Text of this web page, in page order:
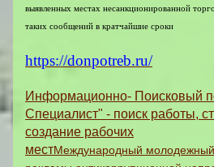
выявленных местах несанкционированной
таких сообщений в кратчайшие сроки
https://donpotreb.ru/
Информационно- Поисковый
Специалист" - поиск работы,
создание рабочих
местМеждународный молодежный